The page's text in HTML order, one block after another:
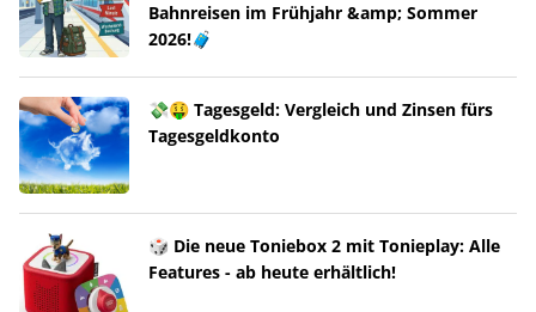
Bahnreisen im Frühjahr &amp; Sommer
2026!🧳
💸🤑 Tagesgeld: Vergleich und Zinsen fürs
Tagesgeldkonto
🎲 Die neue Toniebox 2 mit Tonieplay: Alle
Features - ab heute erhältlich!